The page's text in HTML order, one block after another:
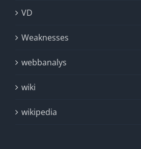
VD
Weaknesses
webbanalys
wiki
wikipedia